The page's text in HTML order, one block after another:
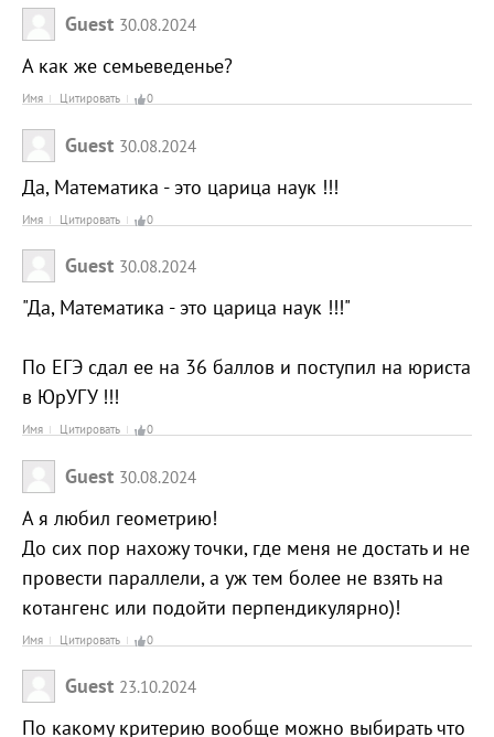
Guest 30.08.2024
А как же семьеведенье?
Имя Цитировать 0
Guest 30.08.2024
Да, Математика - это царица наук !!!
Имя Цитировать 0
Guest 30.08.2024
"Да, Математика - это царица наук !!!"
По ЕГЭ сдал ее на 36 баллов и поступил на юриста
в ЮрУГУ !!!
Имя Цитировать 0
Guest 30.08.2024
А я любил геометрию!
До сих пор нахожу точки, где меня не достать и не
провести параллели, а уж тем более не взять на
котангенс или подойти перпендикулярно)!
Имя Цитировать 0
Guest 23.10.2024
По какому критерию вообще можно выбирать что